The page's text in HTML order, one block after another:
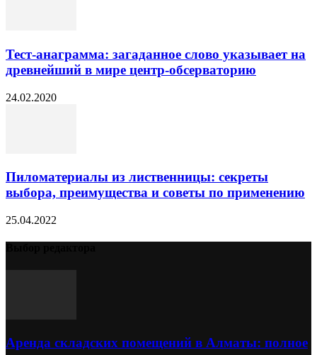
Тест-анаграмма: загаданное слово указывает на
древнейший в мире центр-обсерваторию
24.02.2020
Пиломатериалы из лиственницы: секреты
выбора, преимущества и советы по применению
25.04.2022
Аренда складских помещений в Алматы: полное